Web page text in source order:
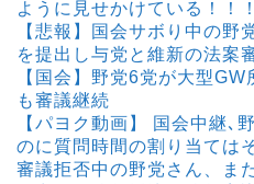
ように見せかけている！！
【悲報】国会サボり中の野
を提出し与党と維新の法案
【国会】野党6党が大型
も審議継続
【パヨク動画】 国会中継､
のに質問時間の割り当ては
審議拒否中の野党さん、ま